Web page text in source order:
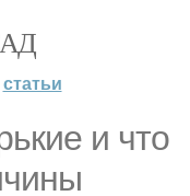
статьи
и что